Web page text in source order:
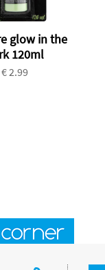
glow in the
120ml
€ 2.99